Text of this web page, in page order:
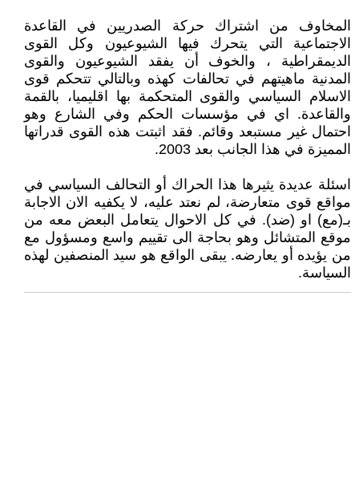
المخاوف من اشتراك حركة الصدريين في القاعدة
الاجتماعية التي يتحرك فيها الشيوعيون وكل القوى
الديمقراطية ، والخوف أن يفقد الشيوعيون والقوى
المدنية ماهيتهم في تحالفات كهذه وبالتالي تتحكم قوى
الاسلام السياسي والقوى المتحكمة بها اقليميا، بالقمة
والقاعدة. اي في مؤسسات الحكم وفي الشارع وهو
احتمال غير مستبعد وقائم. فقد اثبتت هذه القوى قدراتها
المميزة في هذا الجانب بعد 2003.
اسئلة عديدة يثيرها هذا الحراك أو التحالف السياسي في
مواقع قوى متعارضة، لم نعتد عليه، لا يكفيه الان الاجابة
بـ(مع) او (ضد). في كل الاحوال يتعامل البعض معه من
موقع المتشائل وهو بحاجة الى تقييم واسع ومسؤول مع
من يؤيده أو يعارضه. يبقى الواقع هو سيد المنصفين لهذه
السياسة.